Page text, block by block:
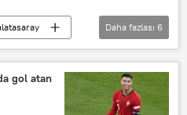
Futbol
Daha fazlası 6
gol atan